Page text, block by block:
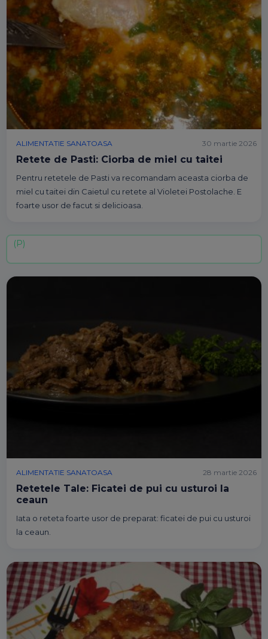
ALIMENTATIE SANATOASA
Retete de Pasti: Ciorba de miel cu taitei
Pentru retetele de Pasti va recomandam aceasta ciorba de
miel cu taitei din Caietul cu retete al Violetei Postolache. E
foarte usor de facut si delicioasa.
30 martie 2026
ALIMENTATIE SANATOASA
Retetele Tale: Ficatei de pui cu usturoi la
ceaun
Iata o reteta foarte usor de preparat: ficatei de pui cu usturoi
la ceaun.
28 martie 2026